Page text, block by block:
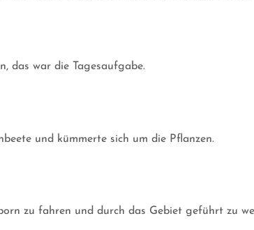
das war die Tagesaufgabe.
und kümmerte sich um die Pflanzen.
zu fahren und durch das Gebiet geführt zu